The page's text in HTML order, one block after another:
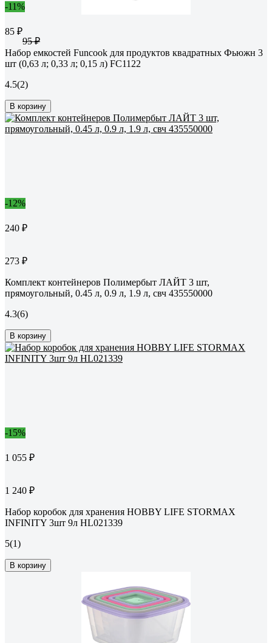
-11%
85 ₽
95 ₽
Набор емкостей Funcook для продуктов квадратных Фьюжн 3
шт (0,63 л; 0,33 л; 0,15 л) FC1122
4.5(2)
В корзину
-12%
240 ₽
273 ₽
Комплект контейнеров Полимербыт ЛАЙТ 3 шт,
прямоугольный, 0.45 л, 0.9 л, 1.9 л, свч 435550000
4.3(6)
В корзину
-15%
1 055 ₽
1 240 ₽
Набор коробок для хранения HOBBY LIFE STORMAX
INFINITY 3шт 9л HL021339
5(1)
В корзину